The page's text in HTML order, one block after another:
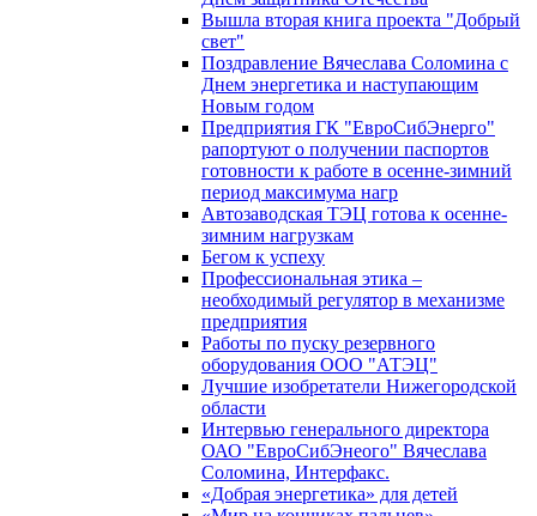
Вышла вторая книга проекта "Добрый
свет"
Поздравление Вячеслава Соломина с
Днем энергетика и наступающим
Новым годом
Предприятия ГК "ЕвроСибЭнерго"
рапортуют о получении паспортов
готовности к работе в осенне-зимний
период максимума нагр
Автозаводская ТЭЦ готова к осенне-
зимним нагрузкам
Бегом к успеху
Профессиональная этика –
необходимый регулятор в механизме
предприятия
Работы по пуску резервного
оборудования ООО "АТЭЦ"
Лучшие изобретатели Нижегородской
области
Интервью генерального директора
ОАО "ЕвроСибЭнеого" Вячеслава
Соломина, Интерфакс.
«Добрая энергетика» для детей